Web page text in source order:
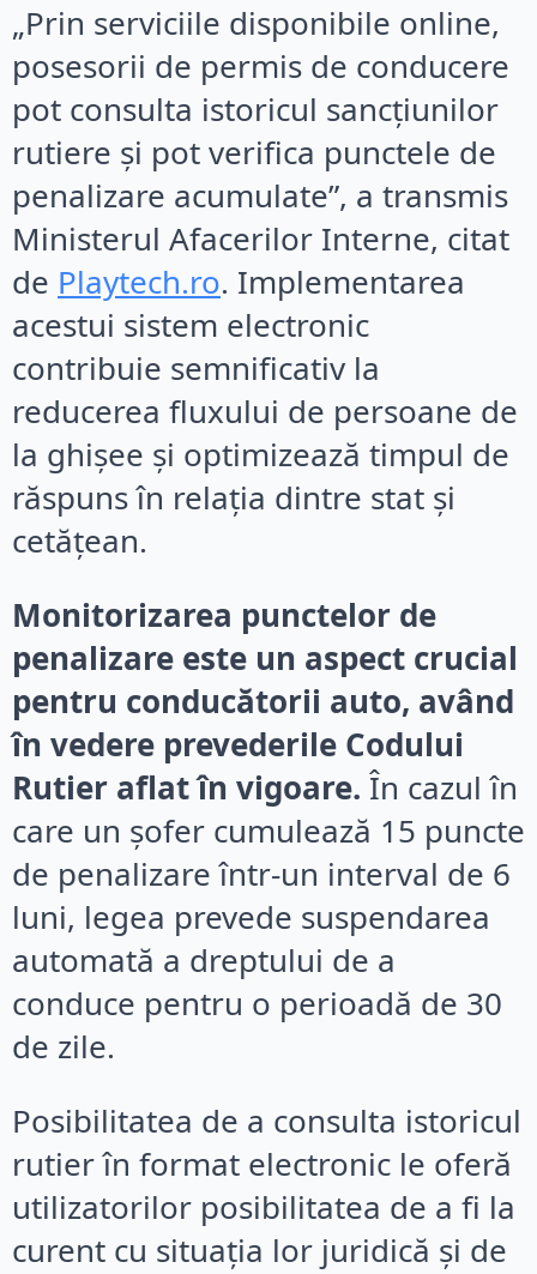
„Prin serviciile disponibile online,
posesorii de permis de conducere
pot consulta istoricul sancțiunilor
rutiere și pot verifica punctele de
penalizare acumulate”, a transmis
Ministerul Afacerilor Interne, citat
de Playtech.ro. Implementarea
acestui sistem electronic
contribuie semnificativ la
reducerea fluxului de persoane de
la ghișee și optimizează timpul de
răspuns în relația dintre stat și
cetățean.
Monitorizarea punctelor de
penalizare este un aspect crucial
pentru conducătorii auto, având
în vedere prevederile Codului
Rutier aflat în vigoare. În cazul în
care un șofer cumulează 15 puncte
de penalizare într-un interval de 6
luni, legea prevede suspendarea
automată a dreptului de a
conduce pentru o perioadă de 30
de zile.
Posibilitatea de a consulta istoricul
rutier în format electronic le oferă
utilizatorilor posibilitatea de a fi la
curent cu situația lor juridică și de